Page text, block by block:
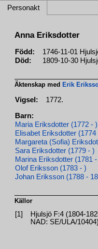
Personakt
Anna Eriksdotter
Född:
1746-11-01
Död:
1809-10-30
Äktenskap med Erik
Vigsel: 1772.
Barn:
Maria Eriksdotter (1772 - )
Elisabet Eriksdotter (1774
Margareta (Sofia)
Sara Eriksdotter (1779 - )
Marina Eriksdotter (1781 -
Olof Eriksson (1783 - )
Johan Eriksson (1788 -
Källor
[1]
Hjulsjö F:4 (1804-
NAD: SE/ULA/10404)